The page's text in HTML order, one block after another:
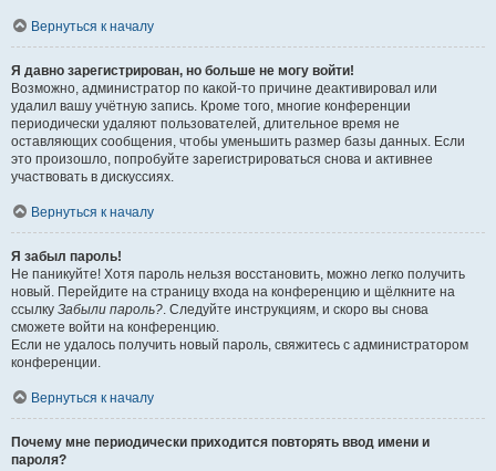
Вернуться к началу
Я давно зарегистрирован, но больше не могу войти!
Возможно, администратор по какой-то причине деактивировал или
удалил вашу учётную запись. Кроме того, многие конференции
периодически удаляют пользователей, длительное время не
оставляющих сообщения, чтобы уменьшить размер базы данных. Если
это произошло, попробуйте зарегистрироваться снова и активнее
участвовать в дискуссиях.
Вернуться к началу
Я забыл пароль!
Не паникуйте! Хотя пароль нельзя восстановить, можно легко получить
новый. Перейдите на страницу входа на конференцию и щёлкните на
ссылку Забыли пароль? . Следуйте инструкциям, и скоро вы снова
сможете войти на конференцию.
Если не удалось получить новый пароль, свяжитесь с администратором
конференции.
Вернуться к началу
Почему мне периодически приходится повторять ввод имени и
пароля?